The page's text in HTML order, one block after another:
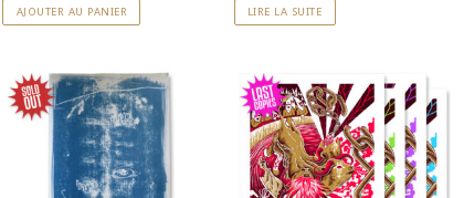
AJOUTER AU PANIER LIRE LA SUITE